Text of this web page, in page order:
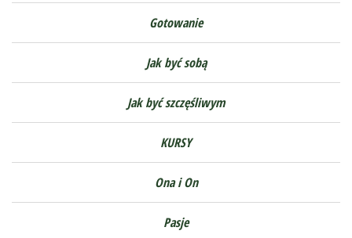
Gotowanie
Jak być sobą
Jak być szczęśliwym
KURSY
Ona i On
Pasje